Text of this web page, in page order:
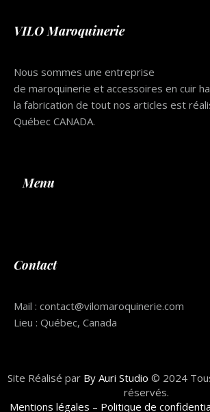
VILO Maroquinerie
Nous sommes une entreprise
de maroquinerie et accessoires en cuir
la fabrication de tout nos articles est
Québec CANADA.
Menu
Contact
Mail : contact@vilomaroquinerie.com
Lieu : Québec, Canada
Site Réalisé par By Auri Studio © 2024
réservés.
Mentions légales – Politique de